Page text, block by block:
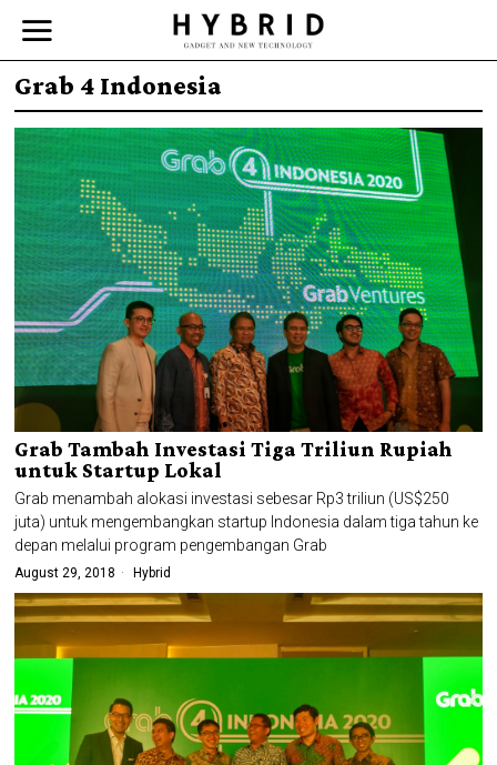
Grab 4 Indonesia
Grab Tambah Investasi Tiga Triliun Rupiah
untuk Startup Lokal
Grab menambah alokasi investasi sebesar Rp3 triliun (US$250
juta) untuk mengembangkan startup Indonesia dalam tiga tahun ke
depan melalui program pengembangan Grab
August 29, 2018 Hybrid